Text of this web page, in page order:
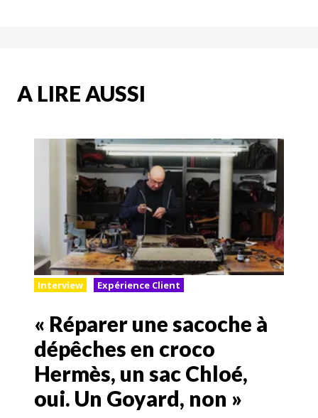
A LIRE AUSSI
Interview Expérience Client
« Réparer une sacoche à
dépêches en croco
Hermès, un sac Chloé,
oui. Un Goyard, non »